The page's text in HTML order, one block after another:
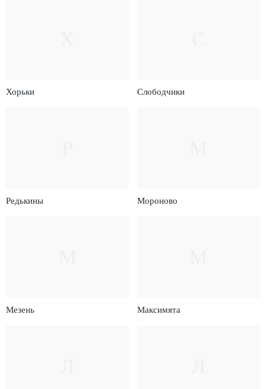
Хорьки Слободчики
Редькины Мороново
Мезень Максимята